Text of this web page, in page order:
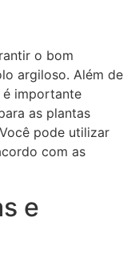
o bom
argiloso. Além de
é importante
as plantas
pode utilizar
com as
e